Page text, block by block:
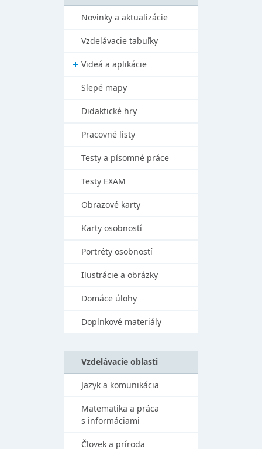
Novinky a aktualizácie
Vzdelávacie tabuľky
Videá a aplikácie
Slepé mapy
Didaktické hry
Pracovné listy
Testy a písomné práce
Testy EXAM
Obrazové karty
Karty osobností
Portréty osobností
Ilustrácie a obrázky
Domáce úlohy
Doplnkové materiály
Vzdelávacie oblasti
Jazyk a komunikácia
Matematika a práca
s informáciami
Človek a príroda